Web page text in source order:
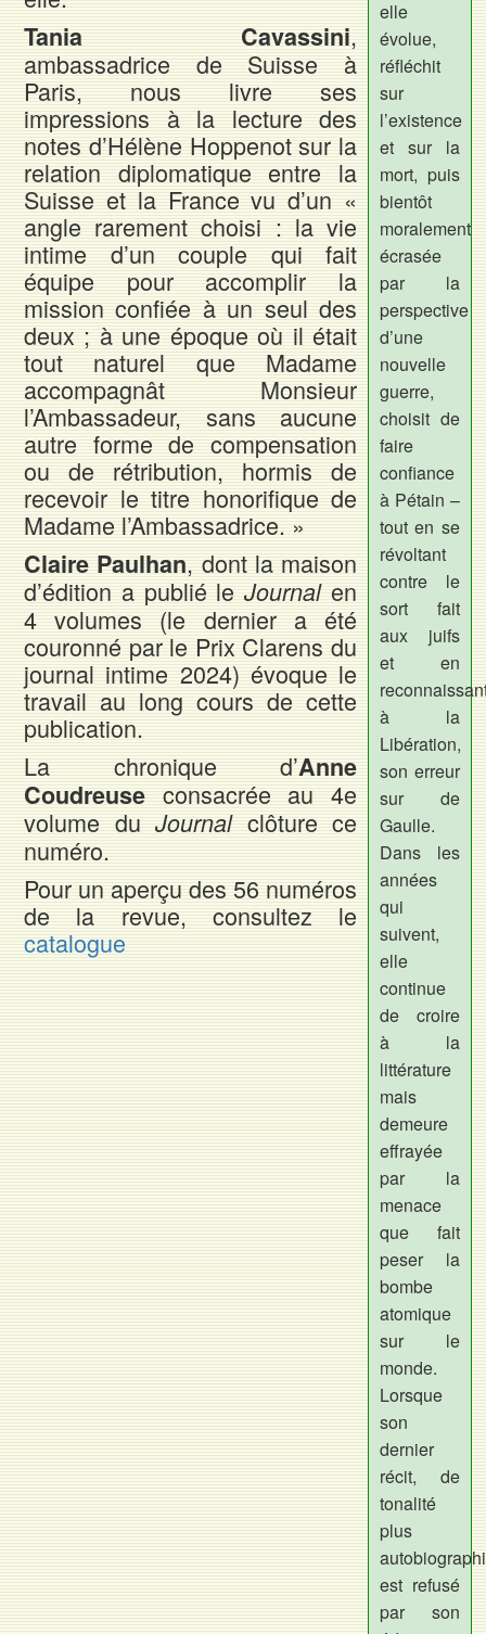
Tania Cavassini,
ambassadrice de Suisse à
Paris, nous livre ses
impressions à la lecture des
notes d’Hélène Hoppenot sur la
relation diplomatique entre la
Suisse et la France vu d’un «
angle rarement choisi : la vie
intime d’un couple qui fait
équipe pour accomplir la
mission confiée à un seul des
deux ; à une époque où il était
tout naturel que Madame
accompagnât Monsieur
l’Ambassadeur, sans aucune
autre forme de compensation
ou de rétribution, hormis de
recevoir le titre honorifique de
Madame l’Ambassadrice. »
Claire Paulhan, dont la maison
d’édition a publié leJournalen
4 volumes (le dernier a été
couronné par le Prix Clarens du
journal intime 2024) évoque le
travail au long cours de cette
publication.
La chronique d’Anne
Coudreuse consacrée au 4e
volume du Journalclôture ce
numéro.
Pour un aperçu des 56 numéros
de la revue, consultez le
catalogue
elle
évolue,
réfléchit
sur
l’existence
et sur la
mort, puis
bientôt
moralement
écrasée
par la
perspective
d’une
nouvelle
guerre,
choisit de
faire
confiance
à Pétain –
tout en se
révoltant
contre le
sort fait
aux juifs
et en
à la
Libération,
son erreur
sur de
Gaulle.
Dans les
années
qui
suivent,
elle
continue
de croire
à la
littérature
mais
demeure
effrayée
par la
menace
que fait
peser la
bombe
atomique
sur le
monde.
Lorsque
son
dernier
récit, de
tonalité
plus
est refusé
par son